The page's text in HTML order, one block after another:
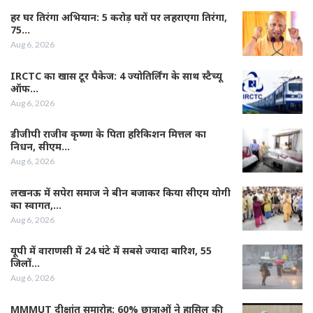
हर घर तिरंगा अभियान: 5 करोड़ घरों पर लहराएगा तिरंगा,
75…
Aug 6, 2026
IRCTC का खास टूर पैकेज: 4 ज्योतिर्लिंग के साथ स्टैच्यू
ऑफ…
Aug 6, 2026
डीजीपी राजीव कृष्णा के पिता हरिकिशन मित्तल का
निधन, सीएम…
Aug 6, 2026
लखनऊ में सपेरा समाज ने बीन बजाकर किया सीएम योगी
का स्वागत,…
Aug 6, 2026
यूपी में वाराणसी में 24 घंटे में सबसे ज्यादा बारिश, 55
जिलों…
Aug 6, 2026
MMMUT दीक्षांत समारोह: 60% छात्राओं ने हासिल की